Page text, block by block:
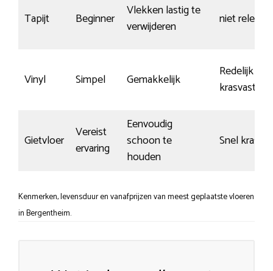
Tapijt Beginner
Vlekken lastig te
verwijderen
niet relevant
Vinyl Simpel Gemakkelijk
Redelijk
krasvast
Gietvloer
Vereist
ervaring
Eenvoudig
schoon te
houden
Snel
Kenmerken, levensduur en vanafprijzen van meest geplaatste vloeren
in Bergentheim.